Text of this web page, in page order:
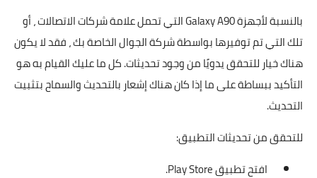
بالنسبة لأجهزة Galaxy A90 التي تحمل علامة شركات الاتصالات ، أو
تلك التي تم توفيرها بواسطة شركة الجوال الخاصة بك ، فقد لا يكون
هناك خيار للتحقق يدويًا من وجود تحديثات. كل ما عليك القيام به هو
التأكيد ببساطة على ما إذا كان هناك إشعار بالتحديث والسماح بتثبيت
التحديث.
للتحقق من تحديثات التطبيق:
افتح تطبيق Play Store.